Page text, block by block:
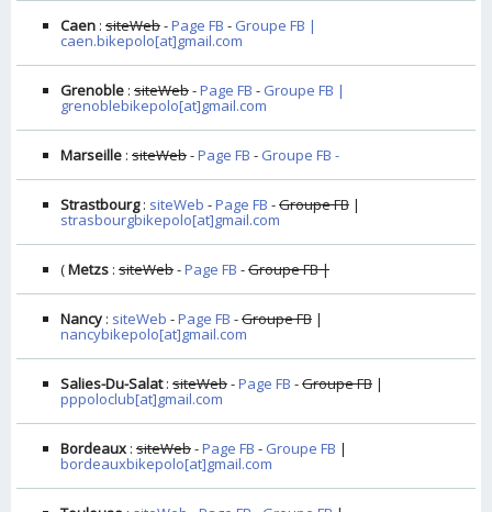
Caen : siteWeb-Page FB - Groupe FB |
caen.bikepolo[at]gmail.com
Grenoble : siteWeb-Page FB - Groupe FB |
grenoblebikepolo[at]gmail.com
Marseille : siteWeb-Page FB - Groupe FB -
Strastbourg: siteWeb -Page FB -Groupe FB |
strasbourgbikepolo[at]gmail.com
(Metzs : siteWeb-Page FB -Groupe FB |
Nancy : siteWeb -Page FB -Groupe FB |
nancybikepolo[at]gmail.com
Salies-Du-Salat: siteWeb-Page FB -Groupe FB |
pppoloclub[at]gmail.com
Bordeaux : siteWeb-Page FB - Groupe FB |
bordeauxbikepolo[at]gmail.com